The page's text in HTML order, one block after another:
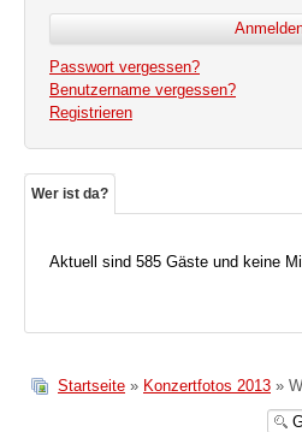
Passwort vergessen?
Benutzername vergessen?
Registrieren
Wer ist da?
Aktuell sind 585 Gäste und keine
Startseite » Konzertfotos 2013 »